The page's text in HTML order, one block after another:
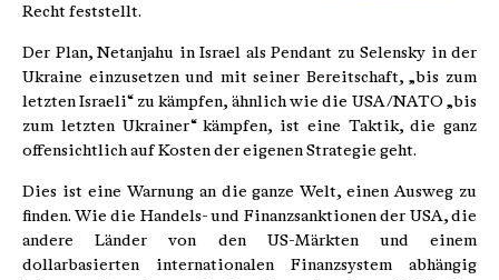
Recht feststellt.
Der Plan, Netanjahu in Israel als Pendant zu Selensky in der
Ukraine einzusetzen und mit seiner Bereitschaft, „bis zum
letzten Israeli“ zu kämpfen, ähnlich wie die USA/NATO „bis
zum letzten Ukrainer“ kämpfen, ist eine Taktik, die ganz
offensichtlich auf Kosten der eigenen Strategie geht.
Dies ist eine Warnung an die ganze Welt, einen Ausweg zu
finden. Wie die Handels- und Finanzsanktionen der USA, die
andere Länder von den US-Märkten und einem
dollarbasierten internationalen Finanzsystem abhängig